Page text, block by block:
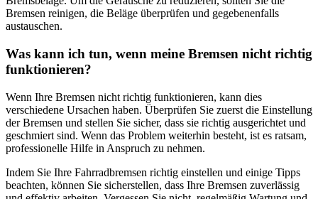
Bremsen reinigen, die Beläge überprüfen und gegebenenfalls
austauschen.
Was kann ich tun, wenn meine Bremsen nicht richtig
funktionieren?
Wenn Ihre Bremsen nicht richtig funktionieren, kann dies
verschiedene Ursachen haben. Überprüfen Sie zuerst die Einstellung
der Bremsen und stellen Sie sicher, dass sie richtig ausgerichtet und
geschmiert sind. Wenn das Problem weiterhin besteht, ist es ratsam,
professionelle Hilfe in Anspruch zu nehmen.
Indem Sie Ihre Fahrradbremsen richtig einstellen und einige Tipps
beachten, können Sie sicherstellen, dass Ihre Bremsen zuverlässig